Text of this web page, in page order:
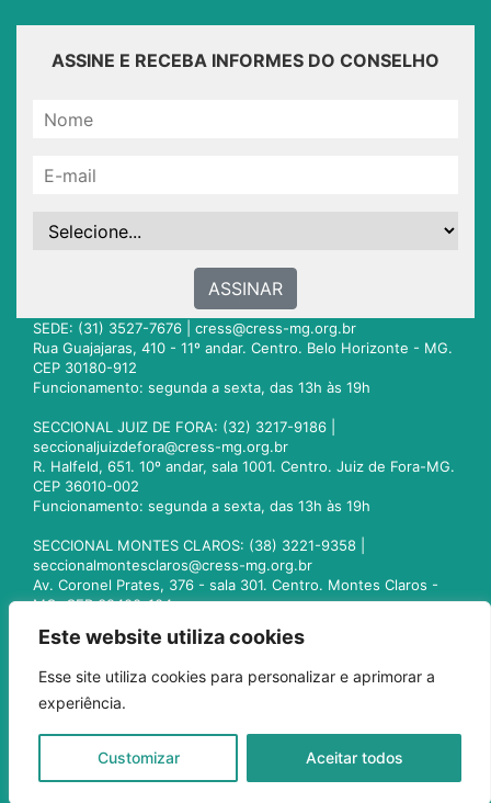
Este website utiliza cookies
Esse site utiliza cookies para personalizar e aprimorar a
experiência.
Customizar Aceitar todos
ASSINE E RECEBA INFORMES DO CONSELHO
ASSINAR
SEDE: (31) 3527-7676 | cress@cress-mg.org.br
Rua Guajajaras, 410 - 11º andar. Centro. Belo Horizonte - MG.
CEP 30180-912
Funcionamento: segunda a sexta, das 13h às 19h
SECCIONAL JUIZ DE FORA: (32) 3217-9186 |
seccionaljuizdefora@cress-mg.org.br
R. Halfeld, 651. 10º andar, sala 1001. Centro. Juiz de Fora-MG.
CEP 36010-002
Funcionamento: segunda a sexta, das 13h às 19h
SECCIONAL MONTES CLAROS: (38) 3221-9358 |
seccionalmontesclaros@cress-mg.org.br
Av. Coronel Prates, 376 - sala 301. Centro. Montes Claros -
MG. CEP 39400-104
seccionaluberlandia@cress-mg.org.br
Av. Afonso Pena, 547 - sala 101. Uberlândia - MG. CEP